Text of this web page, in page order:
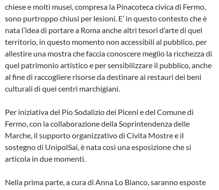
chiese e molti musei, compresa la Pinacoteca civica di Fermo,
sono purtroppo chiusi per lesioni. E’ in questo contesto che è
nata l’idea di portare a Roma anche altri tesori d’arte di quel
territorio, in questo momento non accessibili al pubblico, per
allestire una mostra che faccia conoscere meglio la ricchezza di
quel patrimonio artistico e per sensibilizzare il pubblico, anche
al fine di raccogliere risorse da destinare ai restauri dei beni
culturali di quei centri marchigiani.
Per iniziativa del Pio Sodalizio dei Piceni e del Comune di
Fermo, con la collaborazione della Soprintendenza delle
Marche, il supporto organizzativo di Civita Mostre e il
sostegno di UnipolSai, è nata così una esposizione che si
articola in due momenti.
Nella prima parte, a cura di Anna Lo Bianco, saranno esposte